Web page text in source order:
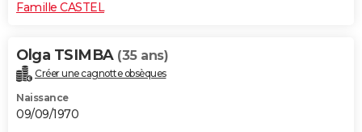
Famille CASTEL
Olga TSIMBA (35 ans)
Créer une cagnotte obsèques
Naissance
09/09/1970